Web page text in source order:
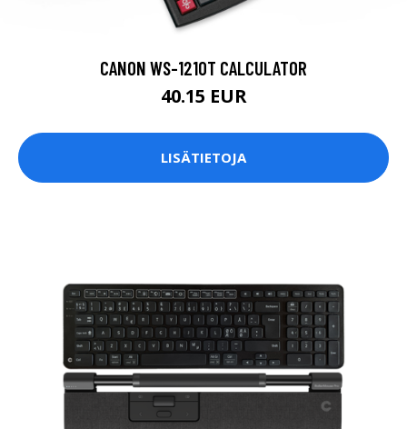
CANON WS-1210T CALCULATOR
40.15 EUR
LISÄTIETOJA